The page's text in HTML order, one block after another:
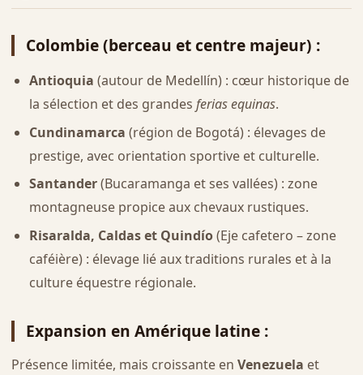
Colombie (berceau et centre majeur) :
Antioquia (autour de Medellín) : cœur historique de
la sélection et des grandes ferias equinas.
Cundinamarca (région de Bogotá) : élevages de
prestige, avec orientation sportive et culturelle.
Santander(Bucaramanga et ses vallées) : zone
montagneuse propice aux chevaux rustiques.
Risaralda, Caldas et Quindío(Eje cafetero – zone
caféière) : élevage lié aux traditions rurales et à la
culture équestre régionale.
Expansion en Amérique latine:
Présence limitée, mais croissante en Venezuela et